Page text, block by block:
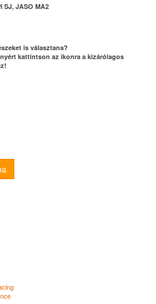
SJ, JASO MA2
is választana?
kattintson az ikonra a kizárólagos